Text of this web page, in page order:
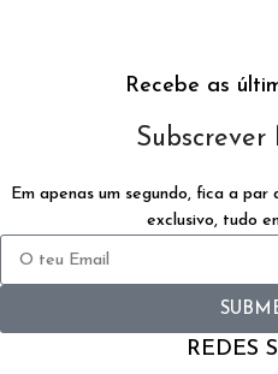
Recebe as
Em apenas um segundo, fica a
exclusivo, tudo
REDES